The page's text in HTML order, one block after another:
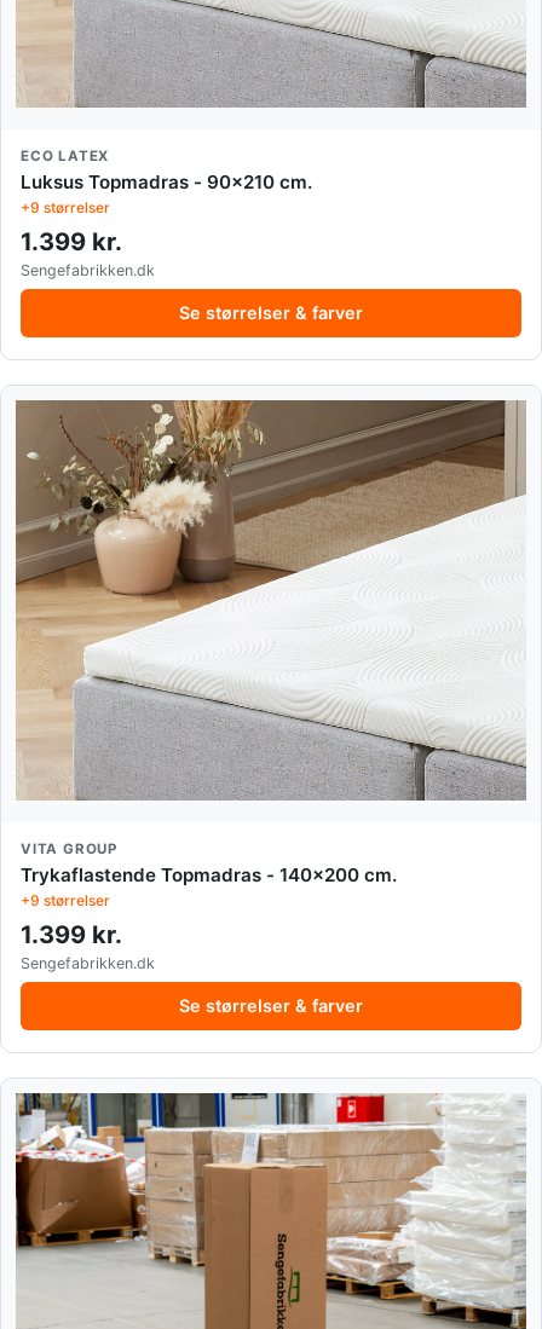
ECO LATEX
Luksus Topmadras - 90x210 cm.
+9 størrelser
1.399 kr.
Sengefabrikken.dk
Se størrelser & farver
VITA GROUP
Trykaflastende Topmadras - 140x200 cm.
+9 størrelser
1.399 kr.
Sengefabrikken.dk
Se størrelser & farver